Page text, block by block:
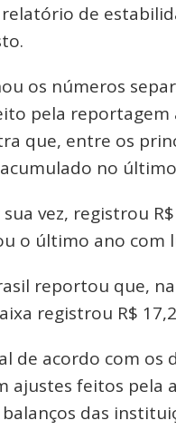
de
os números
pela
que, entre os
no
vez, registrou
o último ano com
reportou que,
registrou R$
de acordo com os
ajustes feitos
das